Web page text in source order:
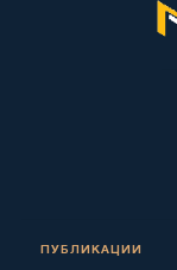
ПУБЛИКАЦИИ